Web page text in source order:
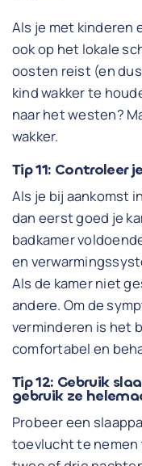
Als je met kinderen
ook op het lokale
oosten reist (en
kind wakker te
naar het westen?
wakker.
Tip 11: Controleer
Als je bij aankomst
dan eerst goed je
badkamer
en
Als de kamer niet
andere. Om de
verminderen is het
comfortabel en
Tip 12: Gebruik
gebruik ze
Probeer een
toevlucht te nemen